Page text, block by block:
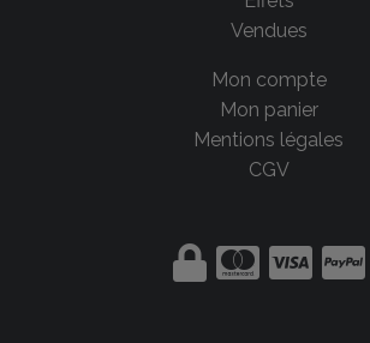
Vendues
Mon compte
Mon panier
Mentions légales
CGV